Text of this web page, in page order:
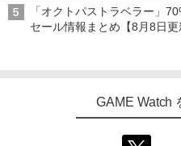
「オクトパストラベラー」
セール情報まとめ【8月8日更
GAME Watch